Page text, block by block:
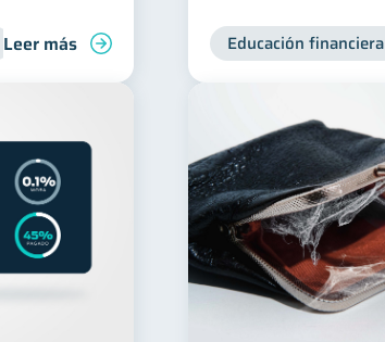
Inclusión financiera Finanzas para jóvenes
Leer más Educación financiera